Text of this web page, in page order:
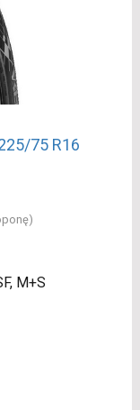
75 R16
M+S